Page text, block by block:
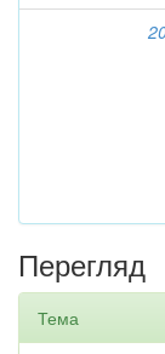
Перегляд
Тема